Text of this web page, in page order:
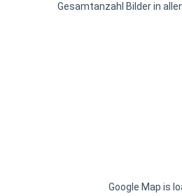
Gesamtanzahl Bilder in
Google Map is